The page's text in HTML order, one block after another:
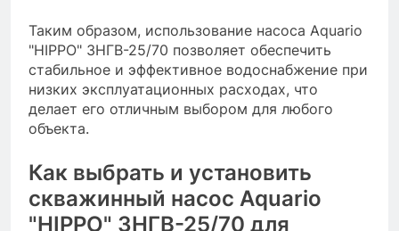
Таким образом, использование насоса Aquario
"HIPPO" 3НГВ-25/70 позволяет обеспечить
стабильное и эффективное водоснабжение при
низких эксплуатационных расходах, что
делает его отличным выбором для любого
объекта.
Как выбрать и установить
скважинный насос Aquario
"HIPPO" 3НГВ-25/70 для